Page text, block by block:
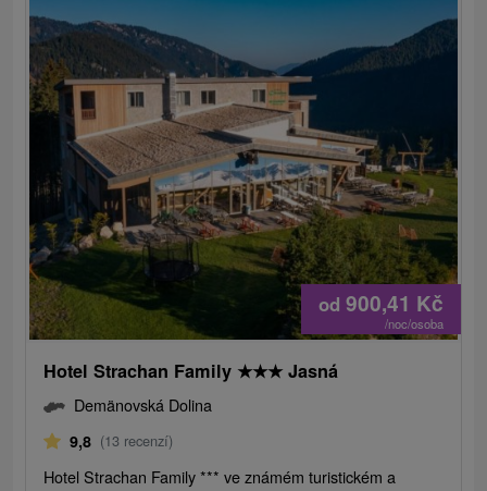
od 900,41 Kč
/noc/osoba
Hotel Strachan Family ★★★ Jasná
Demänovská Dolina
9,8 (13 recenzí)
Hotel Strachan Family *** ve známém turistickém a